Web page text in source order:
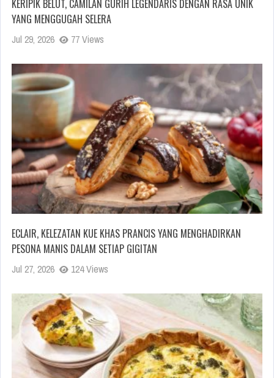
KERIPIK BELUT, CAMILAN GURIH LEGENDARIS DENGAN RASA UNIK
YANG MENGGUGAH SELERA
Jul 29, 2026 77 Views
ECLAIR, KELEZATAN KUE KHAS PRANCIS YANG MENGHADIRKAN
PESONA MANIS DALAM SETIAP GIGITAN
Jul 27, 2026 124 Views